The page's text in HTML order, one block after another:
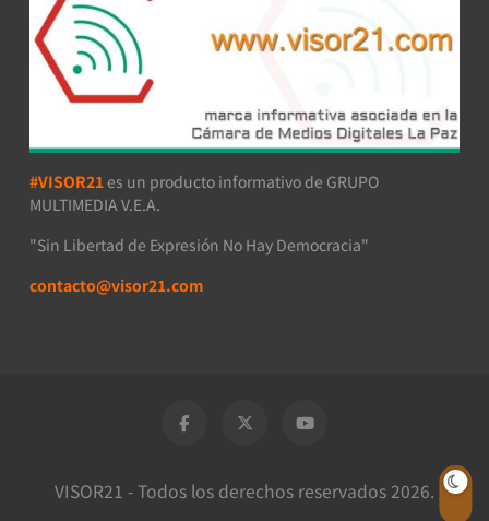
#VISOR21 es un producto informativo de GRUPO
MULTIMEDIA V.E.A.
"Sin Libertad de Expresión No Hay Democracia"
contacto@visor21.com
VISOR21 - Todos los derechos reservados 2026.